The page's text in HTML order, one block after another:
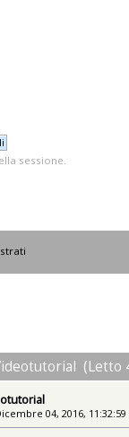
sessione.
(Letto
04, 2016,